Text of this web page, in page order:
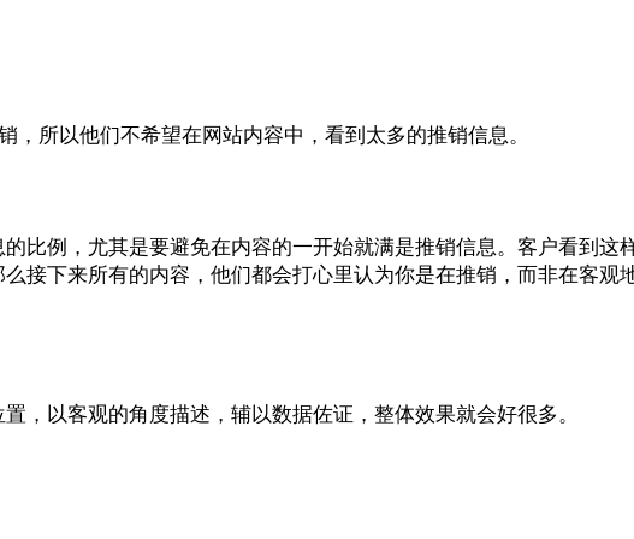
，所以他们不希望在网站内容中，看到太多的推销信息。
比例，尤其是要避免在内容的一开始就满是推销信息。客户看到这
接下来所有的内容，他们都会打心里认为你是在推销，而非在客观
，以客观的角度描述，辅以数据佐证，整体效果就会好很多。